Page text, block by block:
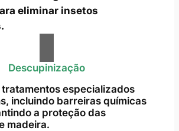
eliminar insetos
Descupinização
especializados
incluindo barreiras químicas
a proteção das
madeira.